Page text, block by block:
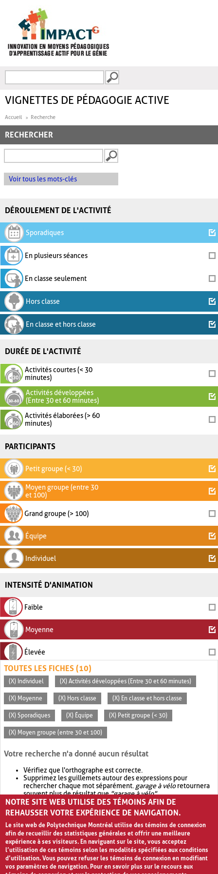
FORMULAIRE DE
VIGNETTES DE PÉDAGOGIE ACTIVE
Accueil Recherche
RECHERCHER
Voir tous les mots-clés
DÉROULEMENT DE L'ACTIVITÉ
Sporadiques
En plusieurs séances
En classe seulement
Hors classe
En classe et hors classe
DURÉE DE L'ACTIVITÉ
Activités courtes (< 30
minutes)
Activités développées
(Entre 30 et 60 minutes)
Activités élaborées (> 60
minutes)
PARTICIPANTS
Petit groupe (< 30)
Moyen groupe (entre 30
et 100)
Grand groupe (> 100)
Équipe
Individuel
INTENSITÉ D'ANIMATION
Faible
Moyenne
Élevée
TOUTES LES FICHES (10)
(X) Individuel (X) Activités développées (Entre 30 et 60 minutes)
(X) Moyenne (X) Hors classe (X) En classe et hors classe
(X) Sporadiques (X) Équipe (X) Petit groupe (< 30)
(X) Moyen groupe (entre 30 et 100)
Votre recherche n'a donné aucun résultat
Vérifiez que l'orthographe est correcte.
Supprimez les guillemets autour des expressions pour
rechercher chaque mot séparément. garage à véloretournera
souvent plus de résultat que"garage à vélo".
Envisagez d'élargir votre recherche avec OR.garage OR vélo
retournera souvent plus de résultat quegarage à vélo
NOTRE SITE WEB UTILISE DES TÉMOINS AFIN DE
REHAUSSER VOTRE EXPÉRIENCE DE NAVIGATION.
Le site web de Polytechnique Montréal utilise des témoins de connexion
afin de recueillir des statistiques générales et offrir une meilleure
expérience à ses visiteurs. En naviguant sur le site, vous acceptez
l’utilisation de ces témoins selon les modalités spécifiées aux conditions
d’utilisation. Vous pouvez refuser les témoins de connexion en modifiant
vos paramètres de navigation. Pour en savoir plus sur le recours aux